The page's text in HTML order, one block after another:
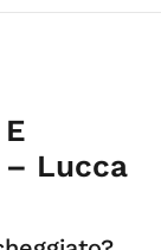
Lucca